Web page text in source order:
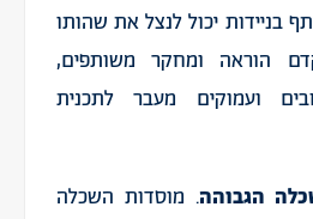
בניידות יכול לנצל את שהותו
הוראה ומחקר משותפים,
ועמוקים מעבר לתכנית
הגבוהה. מוסדות השכלה